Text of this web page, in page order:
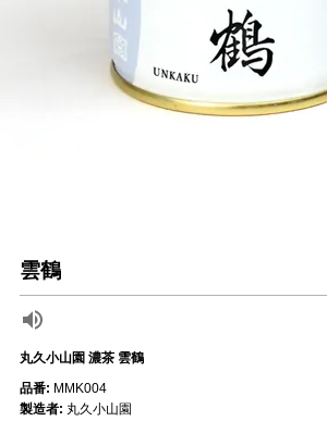
雲鶴
丸久小山園 濃茶 雲鶴
品番: MMK004
製造者: 丸久小山園